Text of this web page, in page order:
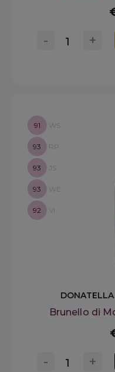
+
-
91 WS
93 RP
93 JS
93 WE
92 VI
Brunello di
+
-